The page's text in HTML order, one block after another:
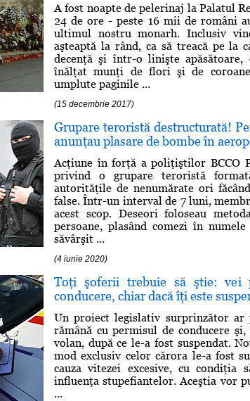
A fost noapte de pelerinaj la Palatul
24 de ore - peste 16 mii de români
ultimul nostru monarh. Inclusiv
aşteaptă la rând, ca să treacă pe la
decenţă şi într-o linişte
înălţat munţi de flori şi de
umplute paginile ...
(15 decembrie 2017)
Grupare teroristă destructurată!
anunţau plasare de bombe în
Acţiune în forţă a poliţiştilor BCCO
privind o grupare teroristă
autorităţile de nenumărate ori
false. Într-un interval de 7 luni,
acest scop. Deseori foloseau
persoane, plasând comezi în
săvârşit ...
(4 iunie 2020)
Toţi şoferii trebuie să ştie: vei
conducere, chiar dacă îţi este
Un proiect legislativ surprinzător
rămână cu permisul de conducere
volan, după ce le-a fost suspendat.
mod exclusiv celor cărora le-a fost
cauza vitezei excesive, cu
influenţa stupefiantelor. Aceştia vor
...